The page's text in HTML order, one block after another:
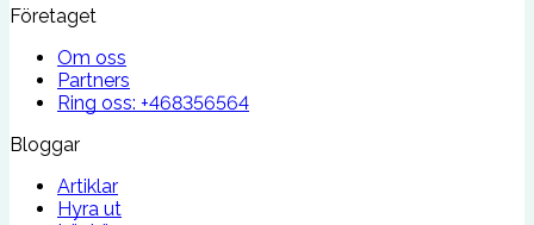
Företaget
Om oss
Partners
Ring oss: +468356564
Bloggar
Artiklar
Hyra ut